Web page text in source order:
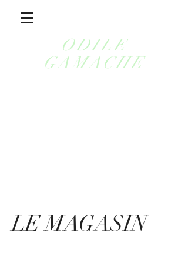
ODILE
GAMACHE
LE MAGASIN